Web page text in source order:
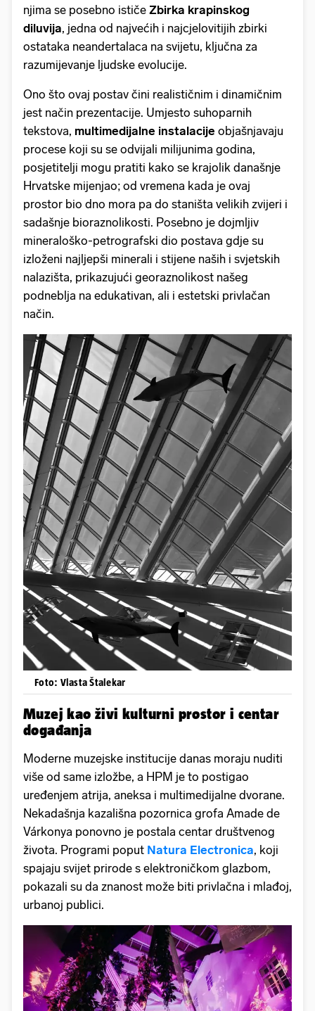
njima se posebno ističe Zbirka krapinskog
diluvija, jedna od najvećih i najcjelovitijih zbirki
ostataka neandertalaca na svijetu, ključna za
razumijevanje ljudske evolucije.
Ono što ovaj postav čini realističnim i dinamičnim
jest način prezentacije. Umjesto suhoparnih
tekstova, multimedijalne instalacije objašnjavaju
procese koji su se odvijali milijunima godina,
posjetitelji mogu pratiti kako se krajolik današnje
Hrvatske mijenjao; od vremena kada je ovaj
prostor bio dno mora pa do staništa velikih zvijeri i
sadašnje bioraznolikosti. Posebno je dojmljiv
mineraloško-petrografski dio postava gdje su
izloženi najljepši minerali i stijene naših i svjetskih
nalazišta, prikazujući georaznolikost našeg
podneblja na edukativan, ali i estetski privlačan
način.
Foto: Vlasta Štalekar
Muzej kao živi kulturni prostor i centar
događanja
Moderne muzejske institucije danas moraju nuditi
više od same izložbe, a HPM je to postigao
uređenjem atrija, aneksa i multimedijalne dvorane.
Nekadašnja kazališna pozornica grofa Amade de
Várkonya ponovno je postala centar društvenog
života. Programi poput Natura Electronica, koji
spajaju svijet prirode s elektroničkom glazbom,
pokazali su da znanost može biti privlačna i mlađoj,
urbanoj publici.